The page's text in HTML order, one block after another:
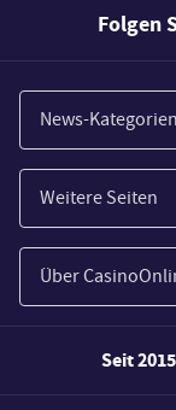
Folgen
News-Kategorien
Casinos
Wirtschaft
Spiele
Weitere Seiten
Paypal Casinos
Novoline
Merkur Casinos
Über
Seit